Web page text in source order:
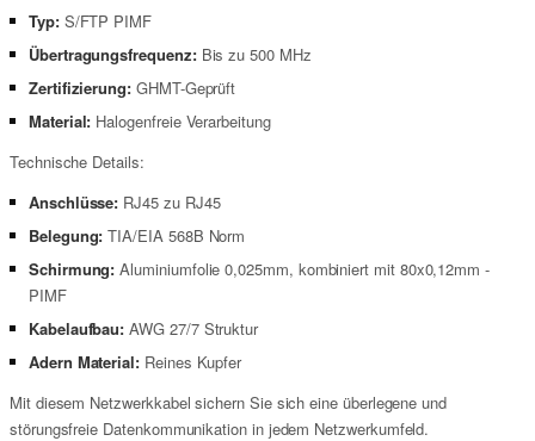
Typ:S/FTP PIMF
Übertragungsfrequenz:Bis zu 500 MHz
Zertifizierung: GHMT-Geprüft
Material: Halogenfreie Verarbeitung
Technische Details:
Anschlüsse: RJ45 zu RJ45
Belegung: TIA/EIA 568B Norm
Schirmung: Aluminiumfolie 0,025mm, kombiniert mit 80x0,12mm -
PIMF
Kabelaufbau: AWG 27/7 Struktur
Adern Material: Reines Kupfer
Mit diesem Netzwerkkabel sichern Sie sich eine überlegene und
störungsfreie Datenkommunikation in jedem Netzwerkumfeld.